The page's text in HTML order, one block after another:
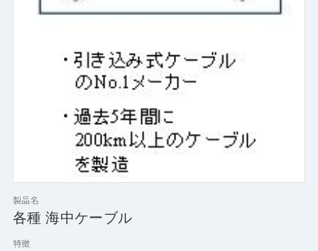
製品名
各種 海中ケーブル
特徴